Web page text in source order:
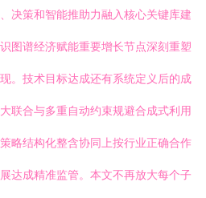
决策和智能推助力融入核心关键库建
图谱经济赋能重要增长节点深刻重塑
。技术目标达成还有系统定义后的成
联合与多重自动约束规避合成式利用
略结构化整含协同上按行业正确合作
达成精准监管。本文不再放大每个子